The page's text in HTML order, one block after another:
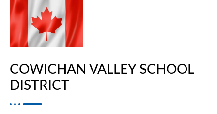
COWICHAN VALLEY SCHOOL
DISTRICT